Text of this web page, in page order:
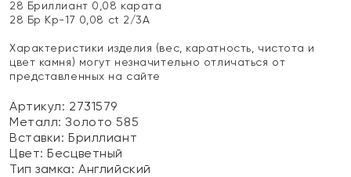
28 Бриллиант 0,08 карата
28 Бр Кр-17 0,08 ct 2/3А
Характеристики изделия (вес, каратность, чистота и
цвет камня) могут незначительно отличаться от
представленных на сайте
Артикул: 2731579
Металл:Золото 585
Вставки:Бриллиант
Цвет:Бесцветный
Тип замка:Английский